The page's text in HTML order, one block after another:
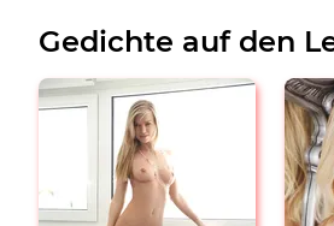
Gedichte auf den